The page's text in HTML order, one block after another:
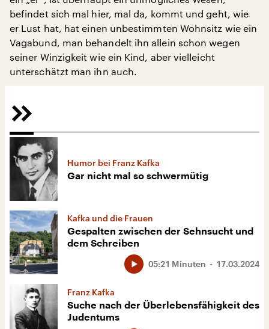
befindet sich mal hier, mal da, kommt und geht, wie
er Lust hat, hat einen unbestimmten Wohnsitz wie ein
Vagabund, man behandelt ihn allein schon wegen
seiner Winzigkeit wie ein Kind, aber vielleicht
unterschätzt man ihn auch.
Humor bei Franz Kafka
Gar nicht mal so schwermütig
Kafka und die Frauen
Gespalten zwischen der Sehnsucht und
dem Schreiben
17.03.2024
05:21 Minuten
Franz Kafka
Suche nach der Überlebensfähigkeit des
Judentums